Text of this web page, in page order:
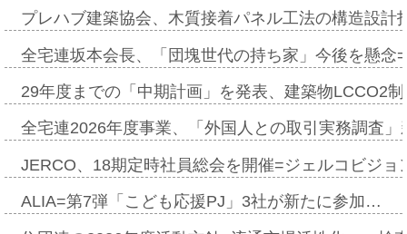
プレハブ建築協会、木質接着パネル工法の構造設
全宅連坂本会長、「団塊世代の持ち家」今後を懸
29年度までの「中期計画」を発表、建築物LCCO2
全宅連2026年度事業、「外国人との取引実務調査
JERCO、18期定時社員総会を開催=ジェルコビジ
ALIA=第7弾「こども応援PJ」3社が新たに参加…